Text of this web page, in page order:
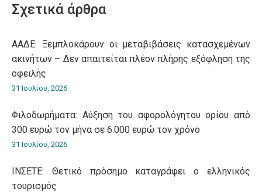
Σχετικά άρθρα
ΑΑΔΕ: Ξεμπλοκάρουν οι μεταβιβάσεις κατασχεμένων
ακινήτων – Δεν απαιτείται πλέον πλήρης εξόφληση της
οφειλής
31 Ιουλίου, 2026
Φιλοδωρήματα: Αύξηση του αφορολόγητου ορίου από
300 ευρώ τον μήνα σε 6.000 ευρώ τον χρόνο
31 Ιουλίου, 2026
ΙΝΣΕΤΕ: Θετικό πρόσημο καταγράφει ο ελληνικός
τουρισμός